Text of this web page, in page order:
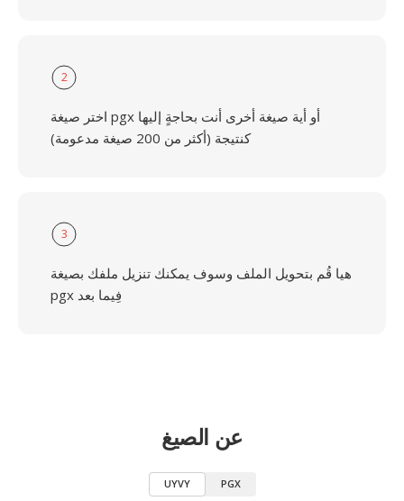
2
اختر صيغة pgx أو أية صيغة أخرى أنت بحاجةٍ إليها
كنتيجة (أكثر من 200 صيغة مدعومة)
3
هيا قُم بتحويل الملف وسوف يمكنك تنزيل ملفك بصيغة
pgx فِيما بعد
عن الصيغ
UYVY PGX